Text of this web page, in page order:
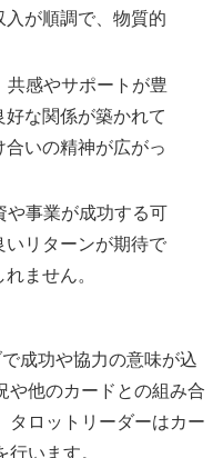
が順調で、物質的
共感やサポートが豊
な関係が築かれて
いの精神が広がっ
や事業が成功する可
いリターンが期待で
ません。
成功や協力の意味が込
や他のカードとの組み合
タロットリーダーはカー
います。